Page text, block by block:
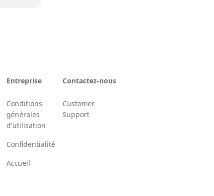
Entreprise
Conditions
générales
d'utilisation
Confidentialité
Accueil
Contactez-nous
Customer
Support